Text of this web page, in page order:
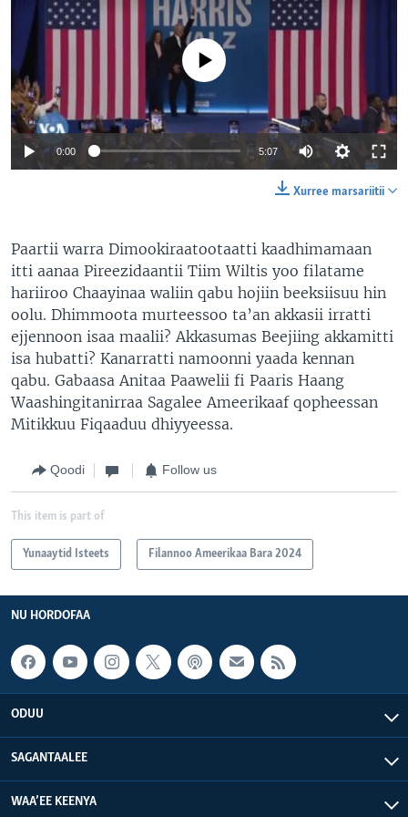
No media source currently available
0:00 5:07
Xurree marsariitii
Paartii warra Dimookiraatootaatti kaadhimamaan
itti aanaa Pireezidaantii Tiim Wiltis yoo filatame
hariiroo Chaayinaa waliin qabu hojiin beeksiisuu hin
oolu. Dhimmoota murteessoo ta’an akkasii irratti
ejjennoon isaa maalii? Akkasumas Beejiing akkamitti
isa hubatti? Kanarratti namoonni yaada kennan
qabu. Gabaasa Anitaa Paawelii fi Paaris Haang
Waashingitanirraa Sagalee Ameerikaaf qopheessan
Mitikkuu Fiqaaduu dhiyyeessa.
Qoodi Follow us
This item is part of
Yunaaytid Isteets Filannoo Ameerikaa Bara 2024
NU HORDOFAA
ODUU
SAGANTAALEE
WAA’EE KEENYA